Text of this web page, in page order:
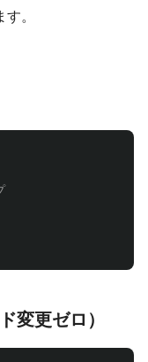
。
変更ゼロ）